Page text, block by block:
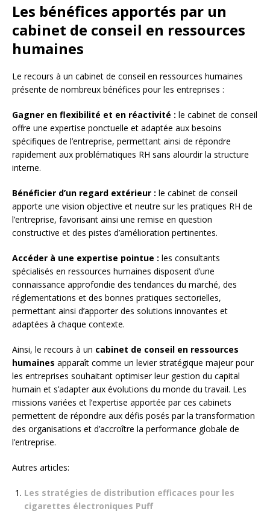
Les bénéfices apportés par un
cabinet de conseil en ressources
humaines
Le recours à un cabinet de conseil en ressources humaines
présente de nombreux bénéfices pour les entreprises :
Gagner en flexibilité et en réactivité : le cabinet de conseil
offre une expertise ponctuelle et adaptée aux besoins
spécifiques de l’entreprise, permettant ainsi de répondre
rapidement aux problématiques RH sans alourdir la structure
interne.
Bénéficier d’un regard extérieur : le cabinet de conseil
apporte une vision objective et neutre sur les pratiques RH de
l’entreprise, favorisant ainsi une remise en question
constructive et des pistes d’amélioration pertinentes.
Accéder à une expertise pointue : les consultants
spécialisés en ressources humaines disposent d’une
connaissance approfondie des tendances du marché, des
réglementations et des bonnes pratiques sectorielles,
permettant ainsi d’apporter des solutions innovantes et
adaptées à chaque contexte.
Ainsi, le recours à un cabinet de conseil en ressources
humaines apparaît comme un levier stratégique majeur pour
les entreprises souhaitant optimiser leur gestion du capital
humain et s’adapter aux évolutions du monde du travail. Les
missions variées et l’expertise apportée par ces cabinets
permettent de répondre aux défis posés par la transformation
des organisations et d’accroître la performance globale de
l’entreprise.
Autres articles:
Les stratégies de distribution efficaces pour les
cigarettes électroniques Puff